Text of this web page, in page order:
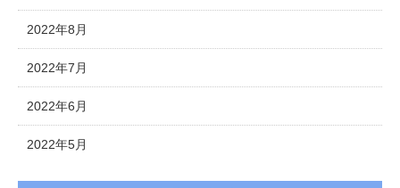
2022年8月
2022年7月
2022年6月
2022年5月